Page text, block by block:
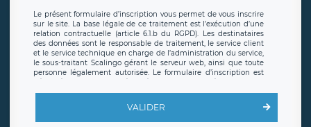
Le présent formulaire d’inscription vous permet de vous inscrire
sur le site. La base légale de ce traitement est l’exécution d’une
relation contractuelle (article 6.1.b du RGPD). Les destinataires
des données sont le responsable de traitement, le service client
et le service technique en charge de l’administration du service,
le sous-traitant Scalingo gérant le serveur web, ainsi que toute
personne légalement autorisée. Le formulaire d’inscription est
offrant desclauses de protection conformes au RGPD. Les
en sollicite la suppression, étant entendu que vous pouvez
demander la suppression de vos données et retirer votre
VALIDER